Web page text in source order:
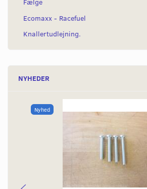
Fælge
Ecomaxx - Racefuel
Knallertudlejning.
NYHEDER
Nyhed